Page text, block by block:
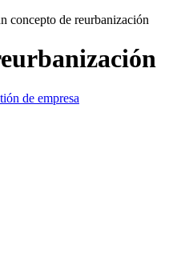
concepto de reurbanización
de empresa